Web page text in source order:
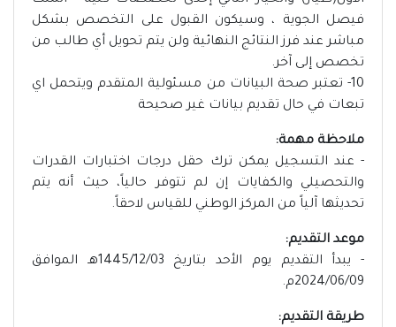
فيصل الجوية ، وسيكون القبول على التخصص بشكل
مباشر عند فرز النتائج النهائية ولن يتم تحويل أي طالب من
تخصص إلى آخر.
10- تعتبر صحة البيانات من مسئولية المتقدم ويتحمل اي
تبعات في حال تقديم بيانات غير صحيحة
ملاحظة مهمة:
- عند التسجيل يمكن ترك حقل درجات اختبارات القدرات
والتحصيلي والكفايات إن لم تتوفر حالياً، حيث أنه يتم
تحديثها آلياً من المركز الوطني للقياس لاحقاً.
موعد التقديم:
- يبدأ التقديم يوم الأحد بتاريخ 1445/12/03هـ الموافق
2024/06/09م.
طريقة التقديم: